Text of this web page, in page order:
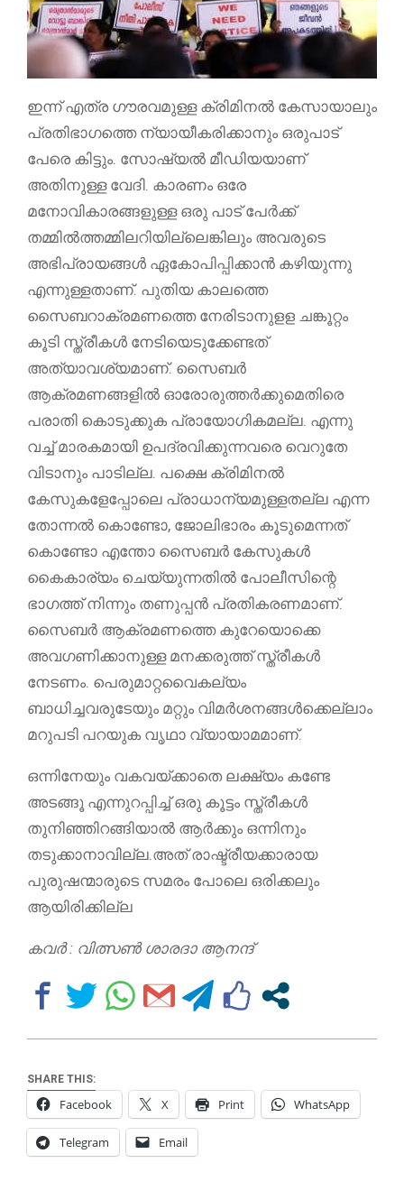
ഇന്ന് എത്ര ഗൗരവമുള്ള ക്രിമിനൽ കേസായാലും
പ്രതിഭാഗത്തെ ന്യായീകരിക്കാനും ഒരുപാട്
പേരെ കിട്ടും. സോഷ്യൽ മീഡിയയാണ്
അതിനുള്ള വേദി. കാരണം ഒരേ
മനോവികാരങ്ങളുള്ള ഒരു പാട് പേർക്ക്
തമ്മിൽത്തമ്മിലറിയില്ലെങ്കിലും അവരുടെ
അഭിപ്രായങ്ങൾ ഏകോപിപ്പിക്കാൻ കഴിയുന്നു
എന്നുള്ളതാണ്. പുതിയ കാലത്തെ
സൈബറാക്രമണത്തെ നേരിടാനുളള ചങ്കൂറ്റം
കൂടി സ്ത്രീകൾ നേടിയെടുക്കേണ്ടത്
അത്യാവശ്യമാണ്. സൈബർ
ആക്രമണങ്ങളിൽ ഓരോരുത്തർക്കുമെതിരെ
പരാതി കൊടുക്കുക പ്രായോഗികമല്ല. എന്നു
വച്ച് മാരകമായി ഉപദ്രവിക്കുന്നവരെ വെറുതേ
വിടാനും പാടില്ല. പക്ഷെ ക്രിമിനൽ
കേസുകളേപ്പോലെ പ്രാധാന്യമുള്ളതല്ല എന്ന
തോന്നൽ കൊണ്ടോ, ജോലിഭാരം കൂടുമെന്നത്
കൊണ്ടോ എന്തോ സൈബർ കേസുകൾ
കൈകാര്യം ചെയ്യുന്നതിൽ പോലീസിന്റെ
ഭാഗത്ത് നിന്നും തണുപ്പൻ പ്രതികരണമാണ്.
സൈബർ ആക്രമണത്തെ കുറേയൊക്കെ
അവഗണിക്കാനുള്ള മനക്കരുത്ത് സ്ത്രീകൾ
നേടണം. പെരുമാറ്റവൈകല്യം
ബാധിച്ചവരുടേയും മറ്റും വിമർശനങ്ങൾക്കെല്ലാം
മറുപടി പറയുക വൃഥാ വ്യായാമമാണ്.
ഒന്നിനേയും വകവയ്ക്കാതെ ലക്ഷ്യം കണ്ടേ
അടങ്ങൂ എന്നുറപ്പിച്ച് ഒരു കൂട്ടം സ്ത്രീകൾ
തുനിഞ്ഞിറങ്ങിയാൽ ആർക്കും ഒന്നിനും
തടുക്കാനാവില്ല.അത് രാഷ്ട്രീയക്കാരായ
പുരുഷന്മാരുടെ സമരം പോലെ ഒരിക്കലും
ആയിരിക്കില്ല
കവർ : വിത്സൺ ശാരദാ ആനന്ദ്
SHARE THIS:
Facebook X Print WhatsApp
Telegram Email